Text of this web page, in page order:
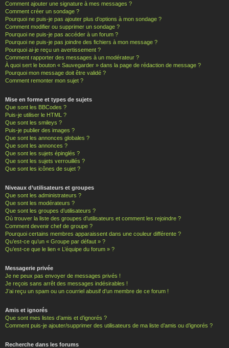
Comment ajouter une signature à mes messages ?
Comment créer un sondage ?
Pourquoi ne puis-je pas ajouter plus d’options à mon sondage ?
Comment modifier ou supprimer un sondage ?
Pourquoi ne puis-je pas accéder à un forum ?
Pourquoi ne puis-je pas joindre des fichiers à mon message ?
Pourquoi ai-je reçu un avertissement ?
Comment rapporter des messages à un modérateur ?
À quoi sert le bouton « Sauvegarder » dans la page de rédaction de message ?
Pourquoi mon message doit être validé ?
Comment remonter mon sujet ?
Mise en forme et types de sujets
Que sont les BBCodes ?
Puis-je utiliser le HTML ?
Que sont les smileys ?
Puis-je publier des images ?
Que sont les annonces globales ?
Que sont les annonces ?
Que sont les sujets épinglés ?
Que sont les sujets verrouillés ?
Que sont les icônes de sujet ?
Niveaux d’utilisateurs et groupes
Que sont les administrateurs ?
Que sont les modérateurs ?
Que sont les groupes d’utilisateurs ?
Où trouver la liste des groupes d’utilisateurs et comment les rejoindre ?
Comment devenir chef de groupe ?
Pourquoi certains membres apparaissent dans une couleur différente ?
Qu’est-ce qu’un « Groupe par défaut » ?
Qu’est-ce que le lien « L’équipe du forum » ?
Messagerie privée
Je ne peux pas envoyer de messages privés !
Je reçois sans arrêt des messages indésirables !
J’ai reçu un spam ou un courriel abusif d’un membre de ce forum !
Amis et ignorés
Que sont mes listes d’amis et d’ignorés ?
Comment puis-je ajouter/supprimer des utilisateurs de ma liste d’amis ou d’ignorés ?
Recherche dans les forums